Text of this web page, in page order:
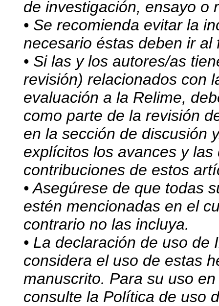
de investigación, ensayo o
• Se recomienda evitar la
necesario éstas deben ir al
• Si las y los autores/as
revisión) relacionados con
evaluación a la Relime,
como parte de la revisión
en la sección de discusión
explícitos los avances y
contribuciones de estos
• Asegúrese de que todas
estén mencionadas en el
contrario no las incluya.
• La declaración de uso de
considera el uso de estas
manuscrito. Para su uso
consulte la Política de uso